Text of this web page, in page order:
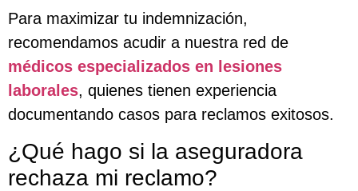
Para maximizar tu indemnización,
recomendamos acudir a nuestra red de
médicos especializados en lesiones
laborales, quienes tienen experiencia
documentando casos para reclamos exitosos.
¿Qué hago si la aseguradora
rechaza mi reclamo?